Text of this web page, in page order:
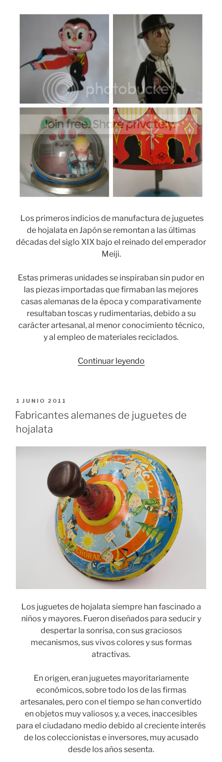
Los primeros indicios de manufactura de juguetes
de hojalata en Japón se remontan a las últimas
décadas del siglo XIX bajo el reinado del emperador
Meiji.
Estas primeras unidades se inspiraban sin pudor en
las piezas importadas que firmaban las mejores
casas alemanas de la época y comparativamente
resultaban toscas y rudimentarias, debido a su
carácter artesanal, al menor conocimiento técnico,
y al empleo de materiales reciclados.
Continuar leyendo«El
algo
robots»
PUBLICADO
EL
1 JUNIO 2011
Fabricantes alemanes de juguetes de
hojalata
Los juguetes de hojalata siempre han fascinado a
niños y mayores. Fueron diseñados para seducir y
despertar la sonrisa, con sus graciosos
mecanismos, sus vivos colores y sus formas
atractivas.
En origen, eran juguetes mayoritariamente
económicos, sobre todo los de las firmas
artesanales, pero con el tiempo se han convertido
en objetos muy valiosos y, a veces, inaccesibles
para el ciudadano medio debido al creciente interés
de los coleccionistas e inversores, muy acusado
desde los años sesenta.